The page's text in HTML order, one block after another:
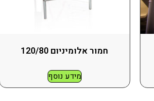
חמור אלומיניום 120/80
מידע נוסף